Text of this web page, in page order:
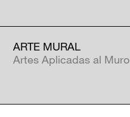
ARTE MURAL
Artes Aplicadas al Muro